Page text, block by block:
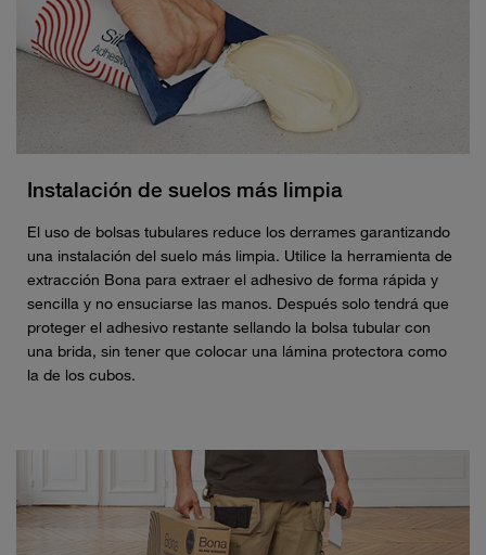
Instalación de suelos más limpia
El uso de bolsas tubulares reduce los derrames garantizando
una instalación del suelo más limpia. Utilice la herramienta de
extracción Bona para extraer el adhesivo de forma rápida y
sencilla y no ensuciarse las manos. Después solo tendrá que
proteger el adhesivo restante sellando la bolsa tubular con
una brida, sin tener que colocar una lámina protectora como
la de los cubos.